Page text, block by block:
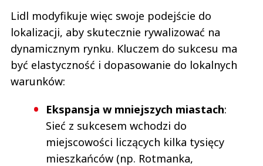
Lidl modyfikuje więc swoje podejście do
lokalizacji, aby skutecznie rywalizować na
dynamicznym rynku. Kluczem do sukcesu ma
być elastyczność i dopasowanie do lokalnych
warunków:
Ekspansja w mniejszych miastach:
Sieć z sukcesem wchodzi do
miejscowości liczących kilka tysięcy
mieszkańców (np. Rotmanka,